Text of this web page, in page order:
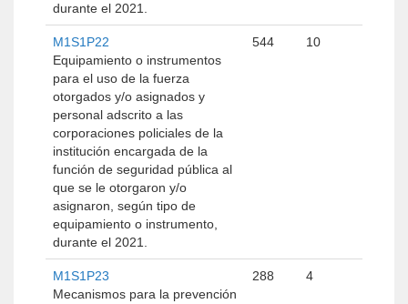
durante el 2021.
M1S1P22
Equipamiento o instrumentos
para el uso de la fuerza
otorgados y/o asignados y
personal adscrito a las
corporaciones policiales de la
institución encargada de la
función de seguridad pública al
que se le otorgaron y/o
asignaron, según tipo de
equipamiento o instrumento,
durante el 2021.
544 10
M1S1P23
Mecanismos para la prevención
288 4